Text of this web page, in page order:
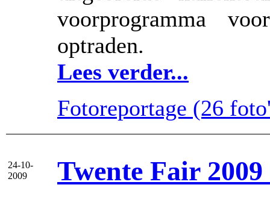
voorprogramma
optraden.
Lees verder...
Fotoreportage (26
24-10-
2009
Twente Fair